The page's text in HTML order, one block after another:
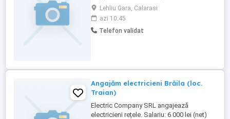
salarii atractive și alte beneficii.
Lehliu Gara, Calarasi
azi 10:45
Telefon validat
Angajăm electricieni Brăila (loc.
Traian)
Electric Company SRL angajează
electricieni rețele. Salariu: 6 000 lei (net)